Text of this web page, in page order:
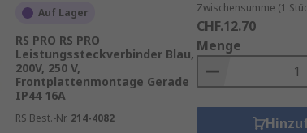
Auf Lager
RS PRO RS PRO
Leistungssteckverbinder Blau,
200V, 250 V,
Frontplattenmontage Gerade
IP44 16A
RS Best.-Nr. 214-4082
Zwischensumme (1
CHF.12.70
Menge